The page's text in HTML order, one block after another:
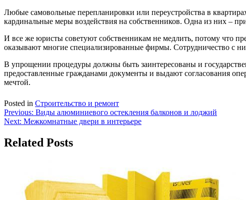
Любые самовольные перепланировки или переустройства в
кардинальные меры воздействия на собственников. Одна из них –
И все же юристы советуют собственникам не медлить, потому что
оказывают многие специализированные фирмы. Сотрудничество с
В упрощении процедуры должны быть заинтересованы и
предоставленные гражданами документы и выдают согласования
мечтой.
Posted in Строительство и ремонт
Навигация
по
записям
Previous: Виды алюминиевого остекления балконов и лоджий
Next: Межкомнатные двери в интерьере
Related Posts